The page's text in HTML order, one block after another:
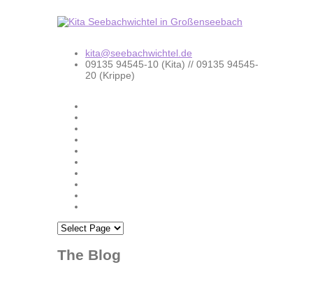
kita@seebachwichtel.de
09135 94545-10 (Kita) // 09135 94545-
20 (Krippe)
The Blog